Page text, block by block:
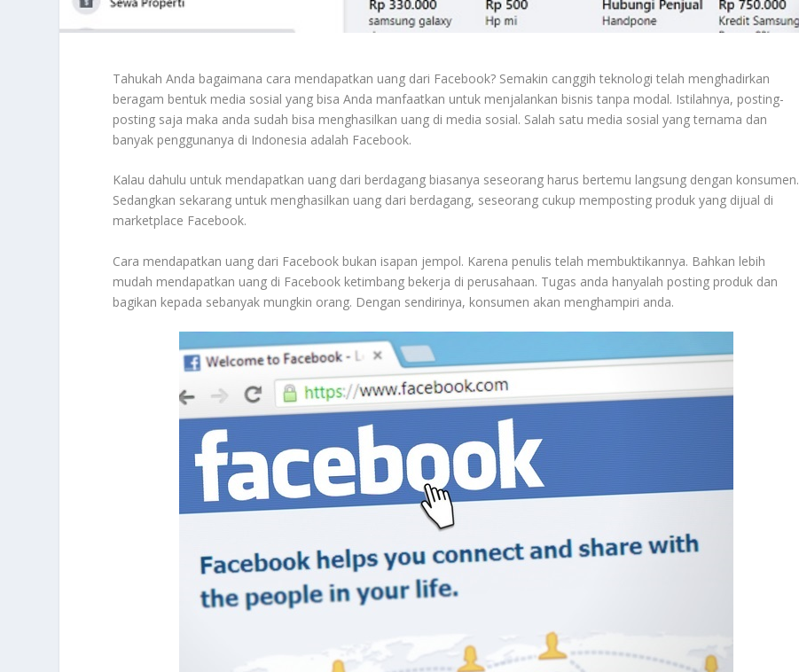
Tahukah Anda bagaimana cara mendapatkan uang dari Facebook? Semakin canggih teknologi telah menghadirkan
beragam bentuk media sosial yang bisa Anda manfaatkan untuk menjalankan bisnis tanpa modal. Istilahnya, posting-
posting saja maka anda sudah bisa menghasilkan uang di media sosial. Salah satu media sosial yang ternama dan
banyak penggunanya di Indonesia adalah Facebook.
Kalau dahulu untuk mendapatkan uang dari berdagang biasanya seseorang harus bertemu langsung dengan konsumen.
Sedangkan sekarang untuk menghasilkan uang dari berdagang, seseorang cukup memposting produk yang dijual di
marketplace Facebook.
Cara mendapatkan uang dari Facebook bukan isapan jempol. Karena penulis telah membuktikannya. Bahkan lebih
mudah mendapatkan uang di Facebook ketimbang bekerja di perusahaan. Tugas anda hanyalah posting produk dan
bagikan kepada sebanyak mungkin orang. Dengan sendirinya, konsumen akan menghampiri anda.